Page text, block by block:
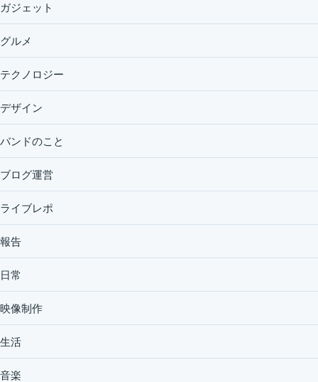
ガジェット
グルメ
テクノロジー
デザイン
バンドのこと
ブログ運営
ライブレポ
報告
日常
映像制作
生活
音楽